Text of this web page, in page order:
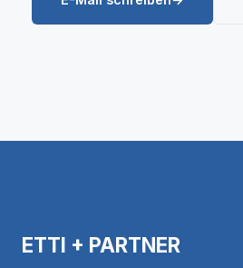
ETTI + PARTNER